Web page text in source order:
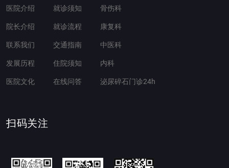
医院介绍
院长介绍
联系我们
发展历程
医院文化
就诊须知
就诊流程
交通指南
住院须知
在线问答
骨伤科
康复科
中医科
内科
泌尿碎石门诊24h
扫码关注